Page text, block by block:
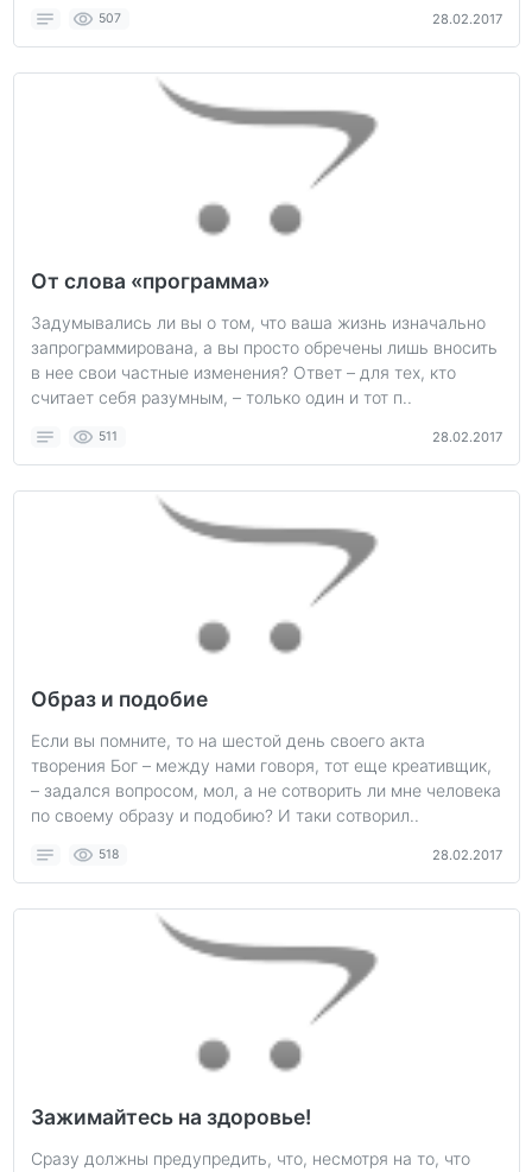
507 28.02.2017
От слова «программа»
Задумывались ли вы о том, что ваша жизнь изначально
запрограммирована, а вы просто обречены лишь вносить
в нее свои частные изменения? Ответ – для тех, кто
считает себя разумным, – только один и тот п..
511 28.02.2017
Образ и подобие
Если вы помните, то на шестой день своего акта
творения Бог – между нами говоря, тот еще креативщик,
– задался вопросом, мол, а не сотворить ли мне человека
по своему образу и подобию? И таки сотворил..
518 28.02.2017
Зажимайтесь на здоровье!
Сразу должны предупредить, что, несмотря на то, что